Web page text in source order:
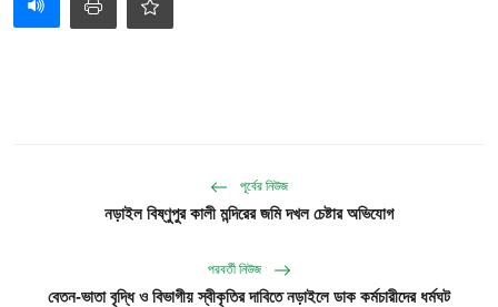
পূর্বের নিউজ
নড়াইল বিষ্ণুপুর কালী মন্দিরের জমি দখল চেষ্টার অভিযোগ
পরবর্তী নিউজ
বেতন-ভাতা বৃদ্ধি ও বিভাগীয় স্বীকৃতির দাবিতে নড়াইলে ডাক কর্মচারীদের ধর্মঘট